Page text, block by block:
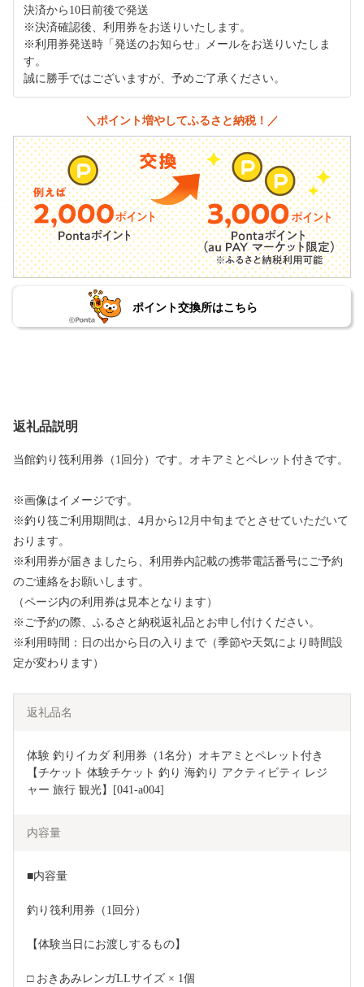
決済から10日前後で発送
※決済確認後、利用券をお送りいたします。
※利用券発送時「発送のお知らせ」メールをお送りいたしま
す。
誠に勝手ではございますが、予めご了承ください。
＼ポイント増やしてふるさと納税！／
ポイント交換所はこちら
返礼品説明
当館釣り筏利用券（1回分）です。オキアミとペレット付きです。
※画像はイメージです。
※釣り筏ご利用期間は、4月から12月中旬までとさせていただいて
おります。
※利用券が届きましたら、利用券内記載の携帯電話番号にご予約
のご連絡をお願いします。
（ページ内の利用券は見本となります）
※ご予約の際、ふるさと納税返礼品とお申し付けください。
※利用時間：日の出から日の入りまで（季節や天気により時間設
定が変わります）
返礼品名
体験 釣りイカダ 利用券（1名分）オキアミとペレット付き
【チケット 体験チケット 釣り 海釣り アクティビティ レジ
ャー 旅行 観光】[041-a004]
内容量
■内容量
釣り筏利用券（1回分）
【体験当日にお渡しするもの】
□ おきあみレンガLLサイズ × 1個